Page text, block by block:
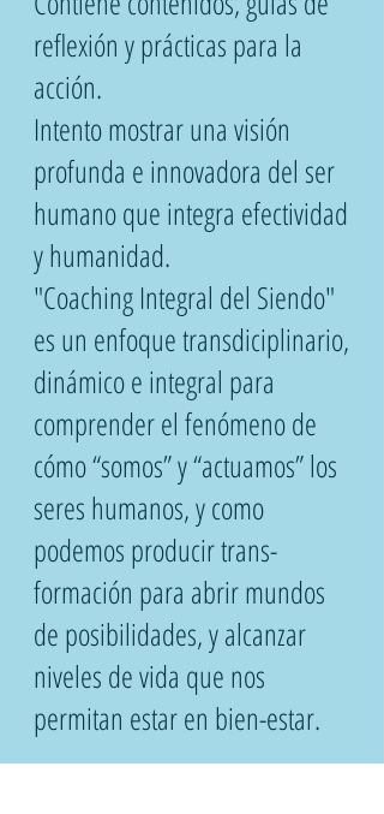
reflexión y prácticas para la
acción.
​Intento mostrar una visión
profunda e innovadora del ser
humano que integra efectividad
y humanidad.
​"Coaching Integral del Siendo"
es un enfoque transdiciplinario,
dinámico e integral para
comprender el fenómeno de
cómo “somos” y “actuamos” los
seres humanos, y como
podemos producir trans-
formación para abrir mundos
de posibilidades, y alcanzar
niveles de vida que nos
permitan estar en bien-estar.